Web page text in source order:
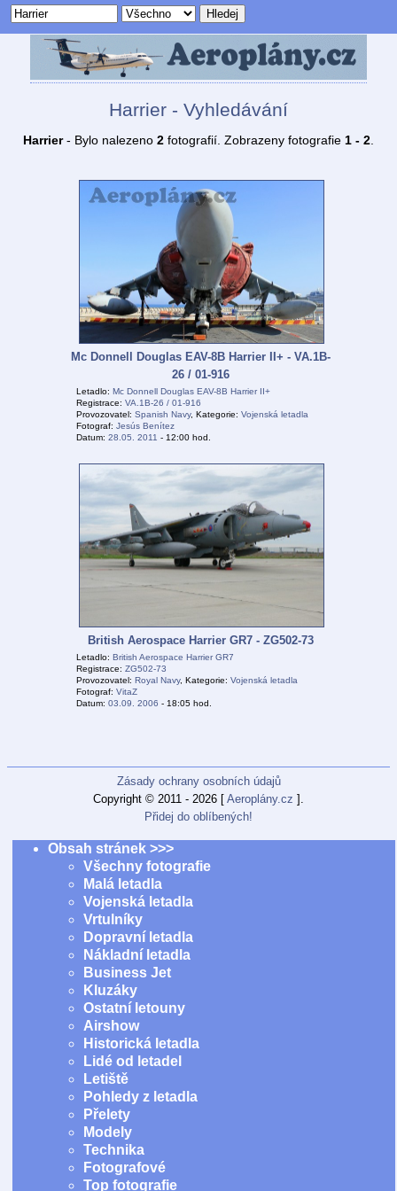
Harrier - Vyhledávání
Harrier- Bylo nalezeno 2 fotografií. Zobrazeny fotografie 1 - 2.
Mc Donnell Douglas EAV-8B Harrier II+ - VA.1B-
26 / 01-916
Letadlo: Mc Donnell Douglas EAV-8B Harrier II+
Registrace: VA.1B-26 / 01-916
Provozovatel: Spanish Navy, Kategorie: Vojenská letadla
Fotograf: Jesús Benítez
Datum: 28.05. 2011 - 12:00 hod.
British Aerospace Harrier GR7 - ZG502-73
Letadlo: British Aerospace Harrier GR7
Registrace: ZG502-73
Provozovatel: Royal Navy, Kategorie: Vojenská letadla
Fotograf: VitaZ
Datum: 03.09. 2006 - 18:05 hod.
Zásady ochrany osobních údajů
Copyright © 2011 - 2026 [ Aeroplány.cz ].
Přidej do oblíbených!
Obsah stránek >>>
Všechny fotografie
Malá letadla
Vojenská letadla
Vrtulníky
Dopravní letadla
Nákladní letadla
Business Jet
Kluzáky
Ostatní letouny
Airshow
Historická letadla
Lidé od letadel
Letiště
Pohledy z letadla
Přelety
Modely
Technika
Fotografové
Top fotografie